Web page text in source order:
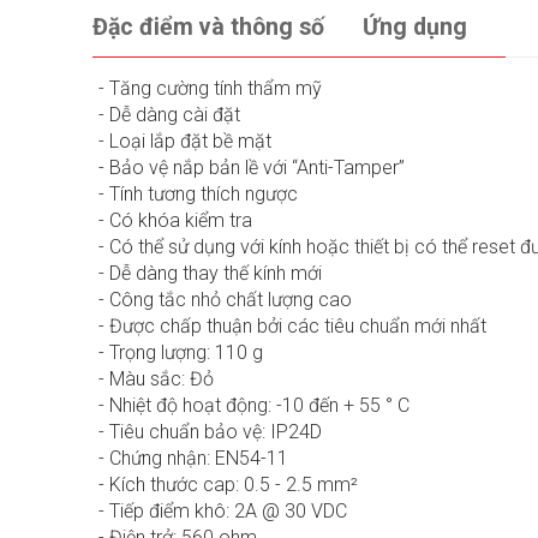
Đặc điểm và thông số Ứng dụng
- Tăng cường tính thẩm mỹ
- Dễ dàng cài đặt
- Loại lắp đặt bề mặt
- Bảo vệ nắp bản lề với “Anti-Tamper”
- Tính tương thích ngược
- Có khóa kiểm tra
- Có thể sử dụng với kính hoặc thiết bị có thể reset
- Dễ dàng thay thế kính mới
- Công tắc nhỏ chất lượng cao
- Được chấp thuận bởi các tiêu chuẩn mới nhất
- Trọng lượng: 110 g
- Màu sắc: Đỏ
- Nhiệt độ hoạt động: -10 đến + 55 ° C
- Tiêu chuẩn bảo vệ: IP24D
- Chứng nhận: EN54-11
- Kích thước cap: 0.5 - 2.5 mm²
- Tiếp điểm khô: 2A @ 30 VDC